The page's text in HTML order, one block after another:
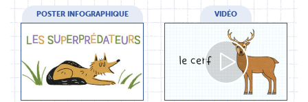
POSTER INFOGRAPHIQUE VIDÉO